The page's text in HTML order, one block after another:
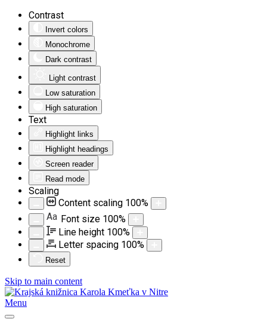
Contrast
Invert colors
Monochrome
Dark contrast
Light contrast
Low saturation
High saturation
Text
Highlight links
Highlight headings
Screen reader
Read mode
Scaling
Content scaling 100%
Aa Font size 100%
Line height 100%
Letter spacing 100%
Reset
Skip to main content
Menu